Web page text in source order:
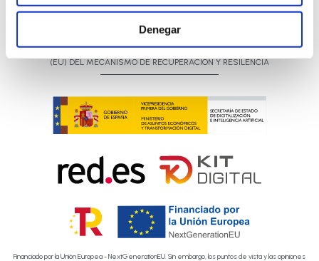
Denegar
(EU) DEL MECANISMO DE RECUPERACIÓN Y RESILENCIA
Financiado por la Unión Europea - NextGenerationEU. Sin embargo, los puntos de vista y las opiniones